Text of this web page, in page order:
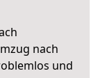
nach
und